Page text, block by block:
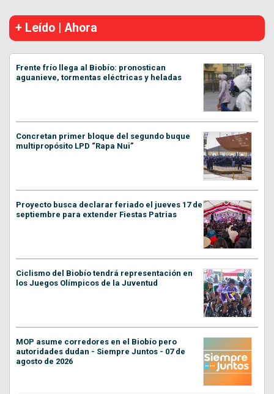
+ Leído | Ahora
Frente frío llega al Biobío: pronostican
aguanieve, tormentas eléctricas y heladas
Concretan primer bloque del segundo buque
multipropósito LPD “Rapa Nui”
Proyecto busca declarar feriado el jueves 17 de
septiembre para extender Fiestas Patrias
Ciclismo del Biobío tendrá representación en
los Juegos Olímpicos de la Juventud
MOP asume corredores en el Biobío pero
autoridades dudan - Siempre Juntos - 07 de
agosto de 2026